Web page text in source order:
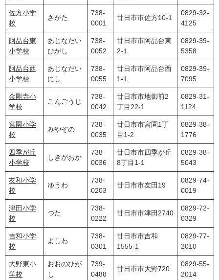
佐方小学
校
さがた
738-
0001
廿日市市佐方10-1
0829-32-
4125
阿品台東
小学校
あじなだい
ひがし
738-
0052
廿日市市阿品台東
2-1
0829-39-
5358
阿品台西
小学校
あじなだい
にし
738-
0055
廿日市市阿品台西
1-1
0829-39-
7095
金剛寺小
学校
こんごうじ
738-
0042
廿日市市地御前2
丁目22-1
0829-31-
1124
宮園小学
校
みやぞの
738-
0035
廿日市市宮園1丁
目1-2
0829-38-
1776
四季が丘
小学校
しきがおか
738-
0036
廿日市市四季が丘
8丁目1-1
0829-38-
5043
友和小学
校
ゆうわ
738-
0203
廿日市市友田19
0829-74-
0019
津田小学
校
つた
738-
0222
廿日市市津田2740
0829-72-
0329
吉和小学
校
よしわ
738-
0301
廿日市市吉和
1555-1
0829-77-
2010
大野東小
学校
おおのひが
し
739-
0488
廿日市市大野720
0829-55-
2014